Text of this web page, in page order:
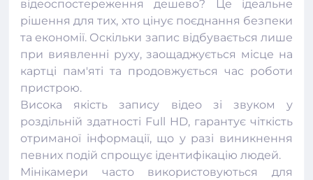
відеоспостереження дешево? Це ідеальне
рішення для тих, хто цінує поєднання безпеки
та економії. Оскільки запис відбувається лише
при виявленні руху, заощаджується місце на
картці пам'яті та продовжується час роботи
пристрою.
Висока якість запису відео зі звуком у
роздільній здатності Full HD, гарантує чіткість
отриманої інформації, що у разі виникнення
певних подій спрощує ідентифікацію людей.
Мінікамери часто використовуються для